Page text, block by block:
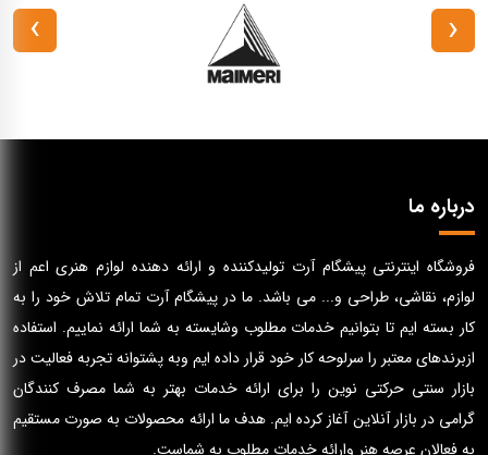
‹
›
درباره ما
فروشگاه اینترنتی پیشگام آرت تولیدکننده و ارائه دهنده لوازم هنری اعم از
لوازم، نقاشی، طراحی و... می باشد. ما در پیشگام آرت تمام تلاش خود را به
کار بسته ایم تا بتوانیم خدمات مطلوب وشایسته به شما ارائه نماییم. استفاده
ازبرندهای معتبر را سرلوحه کار خود قرار داده ایم وبه پشتوانه تجربه فعالیت در
بازار سنتی حرکتی نوین را برای ارائه خدمات بهتر به شما مصرف کنندگان
گرامی در بازار آنلاین آغاز کرده ایم. هدف ما ارائه محصولات به صورت مستقیم
به فعالان عرصه هنر وارائه خدمات مطلوب به شماست.